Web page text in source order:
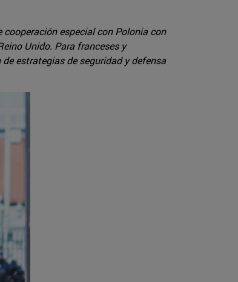
especial con Polonia con
Unido. Para franceses y
estrategias de seguridad y defensa